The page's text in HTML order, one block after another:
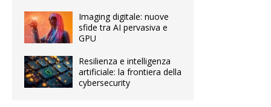
Imaging digitale: nuove
sfide tra AI pervasiva e
GPU
Resilienza e intelligenza
artificiale: la frontiera della
cybersecurity